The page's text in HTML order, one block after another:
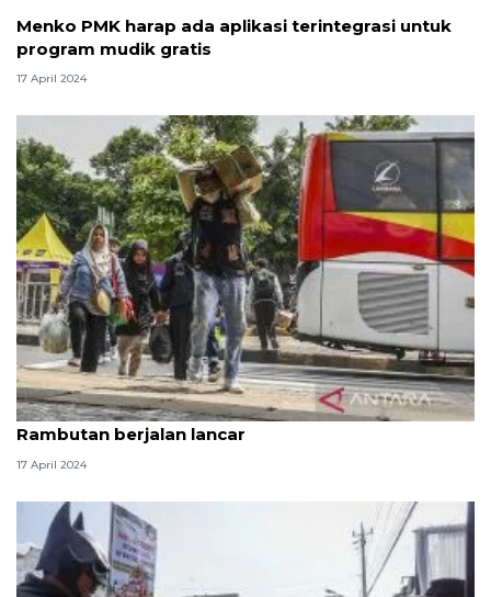
Menko PMK harap ada aplikasi terintegrasi untuk
program mudik gratis
17 April 2024
Arus mudik dan balik di Terminal Kampung
Rambutan berjalan lancar
17 April 2024